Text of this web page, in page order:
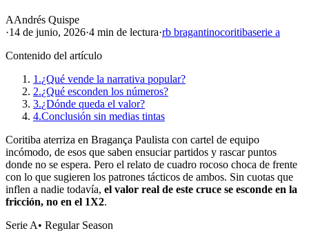
AAndrés Quispe
·14 de junio, 2026·4 min de lectura·rb bragantinocoritibaserie a
Contenido del artículo
1.¿Qué vende la narrativa popular?
2.¿Qué esconden los números?
3.¿Dónde queda el valor?
4.Conclusión sin medias tintas
Coritiba aterriza en Bragança Paulista con cartel de equipo
incómodo, de esos que saben ensuciar partidos y rascar puntos
donde no se espera. Pero el relato de cuadro rocoso choca de frente
con lo que sugieren los patrones tácticos de ambos. Sin cuotas que
inflen a nadie todavía, el valor real de este cruce se esconde en la
fricción, no en el 1X2.
Serie A• Regular Season